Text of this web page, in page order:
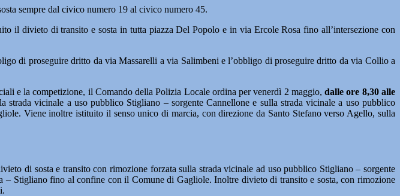
sempre dal civico numero 19 al civico numero 45.
il divieto di transito e sosta in tutta piazza Del Popolo e in via Ercole Rosa fino all’intersezione con
di proseguire dritto da via Massarelli a via Salimbeni e l’obbligo di proseguire dritto da via Collio a
e la competizione, il Comando della Polizia Locale ordina per venerdì 2 maggio, dalle ore 8,30 alle
vicinale a uso pubblico Stigliano – sorgente Cannellone e sulla strada vicinale a uso pubblico
Viene inoltre istituito il senso unico di marcia, con direzione da Santo Stefano verso Agello, sulla
di sosta e transito con rimozione forzata sulla strada vicinale ad uso pubblico Stigliano – sorgente
Stigliano fino al confine con il Comune di Gagliole. Inoltre divieto di transito e sosta, con rimozione